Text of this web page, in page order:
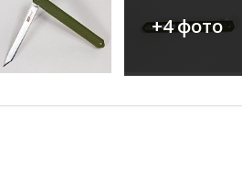
+4 фото